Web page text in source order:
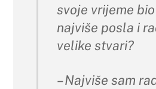
svoje vrijeme
najviše posla i
velike stvari?
– Najviše sam